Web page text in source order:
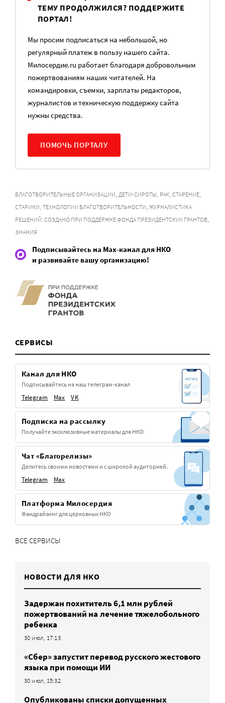
ТЕМУ ПРОДОЛЖИЛСЯ? ПОДДЕРЖИТЕ
ПОРТАЛ!
Мы просим подписаться на небольшой, но
регулярный платеж в пользу нашего сайта.
Милосердие.ru работает благодаря добровольным
пожертвованиям наших читателей. На
командировки, съемки, зарплаты редакторов,
журналистов и техническую поддержку сайта
нужны средства.
ПОМОЧЬ ПОРТАЛУ
БЛАГОТВОРИТЕЛЬНЫЕ ОРГАНИЗАЦИИ, ДЕТИ-СИРОТЫ, РАК, СТАРЕНИЕ,
СТАРИКИ, ТЕХНОЛОГИИ БЛАГОТВОРИТЕЛЬНОСТИ, ЖУРНАЛИСТИКА
РЕШЕНИЙ. СОЗДАНО ПРИ ПОДДЕРЖКЕ ФОНДА ПРЕЗИДЕНТСКИХ ГРАНТОВ,
ЗНАНИЯ
Подписывайтесь на Max-канал для НКО
и развивайте вашу организацию!
СЕРВИСЫ
Канал для НКО
Подписывайтесь на наш телеграм-канал
Telegram Max VK
Подписка на рассылку
Получайте эксклюзивные материалы для НКО
Чат «Благорелизы»
Делитесь своими новостями и с широкой аудиторией.
Telegram Max
Платформа Милосердия
Фандрайзинг для церковных НКО
ВСЕ СЕРВИСЫ
НОВОСТИ ДЛЯ НКО
Задержан похититель 6,1 млн рублей
пожертвований на лечение тяжелобольного
ребенка
30 июл, 17:13
«Сбер» запустит перевод русского жестового
языка при помощи ИИ
30 июл, 15:32
Опубликованы списки допущенных